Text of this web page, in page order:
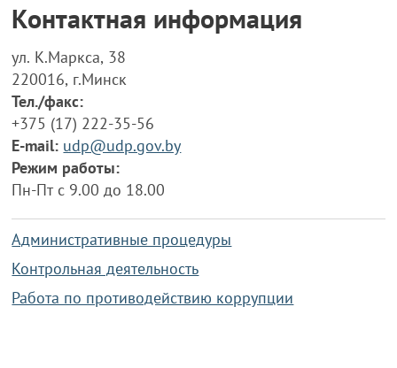
Контактная информация
ул. К.Маркса, 38
220016, г.Минск
Тел./факс:
+375 (17) 222-35-56
E-mail: udp@udp.gov.by
Режим работы:
Пн-Пт с 9.00 до 18.00
Административные процедуры
Контрольная деятельность
Работа по противодействию коррупции